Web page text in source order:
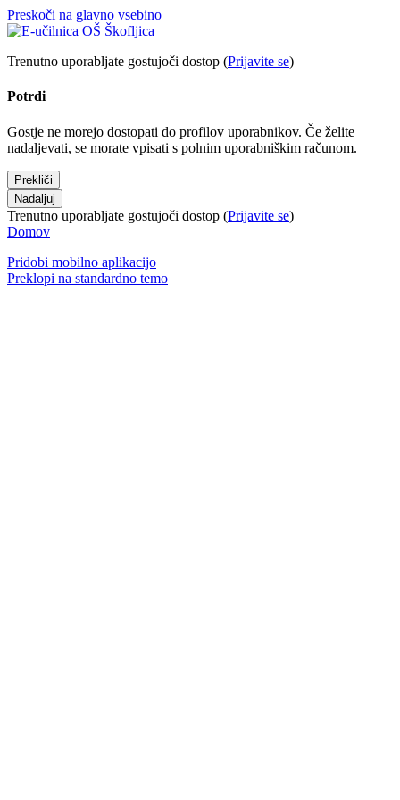
Preskoči na glavno vsebino
Trenutno uporabljate gostujoči dostop (Prijavite se)
Potrdi
Gostje ne morejo dostopati do profilov uporabnikov. Če želite
nadaljevati, se morate vpisati s polnim uporabniškim računom.
Prekliči
Nadaljuj
Trenutno uporabljate gostujoči dostop (Prijavite se)
Domov
Pridobi mobilno aplikacijo
Preklopi na standardno temo